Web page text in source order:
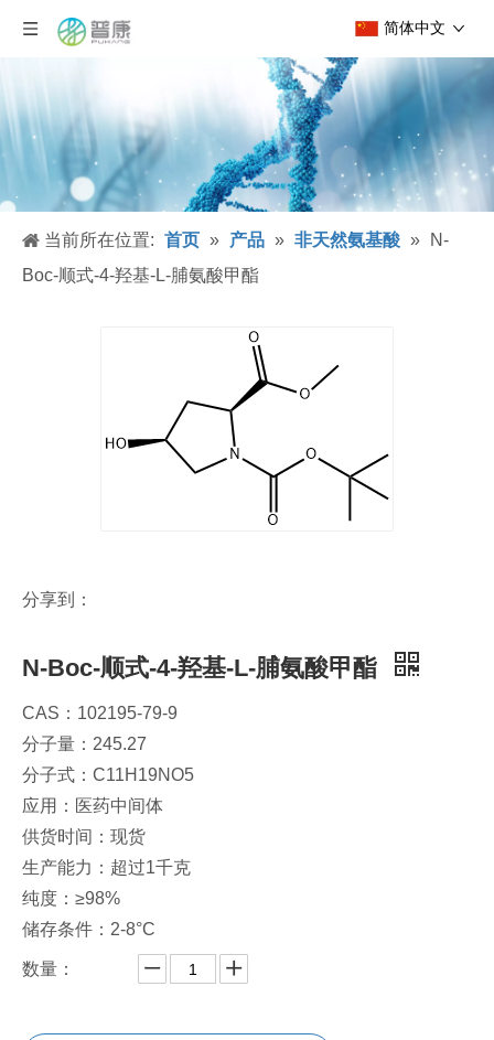
简体中文
当前所在位置: 首页 » 产品 » 非天然氨基酸 »
N-
Boc-顺式-4-羟基-L-脯氨酸甲酯
分享到：
N-Boc-顺式-4-羟基-L-脯氨酸甲酯
CAS：102195-79-9
分子量：245.27
分子式：C11H19NO5
应用：医药中间体
供货时间：现货
生产能力：超过1千克
纯度：≥98%
储存条件：2-8°C
数量：